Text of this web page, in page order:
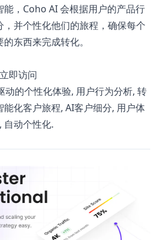
，Coho AI 会根据用户的产品行
并个性化他们的旅程，确保每个
东西来完成转化。
立即访问
动的个性化体验, 用户行为分析, 转
化客户旅程, AI客户细分, 用户体
自动个性化.